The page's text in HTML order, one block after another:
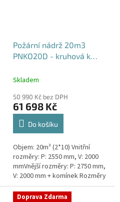
Požární nádrž 20m3
PNKO20D - kruhová k
Skladem
50 990 Kč bez DPH
61 698 Kč
Do košíku
Objem: 20m³ (2*10) Vnitřní
rozměry: P: 2550 mm, V: 2000
mmVnější rozměry: P: 2750 mm,
V: 2000 mm + komínek Rozměry
nádrže možno jakkoliv upravit -
vyrobíme nádrž na...
Doprava Zdarma